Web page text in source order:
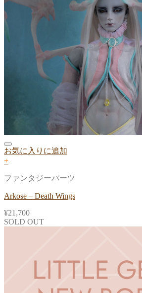
お気に入りに追加
+
ファンタジーパーツ
Arkose – Death Wings
¥21,700
SOLD OUT